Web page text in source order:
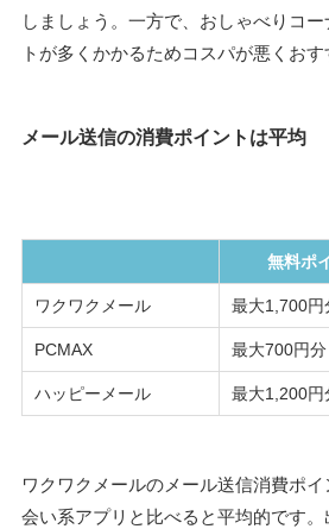
しましょう。一方で、おしゃべりコ
トが多くかかるためコスパが悪くおす
メール送信の消費ポイントは平均
無料ポ
ワクワクメール 最大1,700円
PCMAX 最大700円分
ハッピーメール 最大1,200円
ワクワクメールのメール送信消費ポ
会い系アプリと比べると平均的です